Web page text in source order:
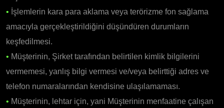
• İşlemlerin kara para aklama veya terörizme fon sağlama
amacıyla gerçekleştirildiğini düşündüren durumların
keşfedilmesi.
• Müşterinin, Şirket tarafından belirtilen kimlik bilgilerini
vermemesi, yanlış bilgi vermesi ve/veya belirttiği adres ve
telefon numaralarından kendisine ulaşılamaması.
• Müşterinin, lehtar için, yani Müşterinin menfaatine çalışan